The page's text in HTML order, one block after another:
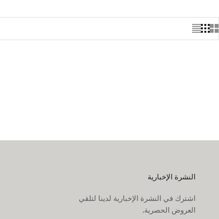
النشرة الإخبارية
اشترك في النشرة الإخبارية لدينا لتلقي
العروض الحصرية.